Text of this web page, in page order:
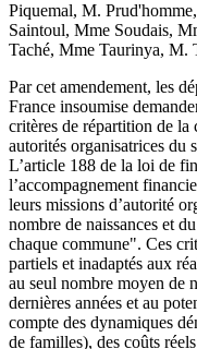
Piquemal, M.
Saintoul, Mme Soudais,
Taché, Mme Taurinya, M.
Par cet amendement, les
France insoumise
critères de répartition de la
autorités organisatrices du
L’article 188 de la loi de
l’accompagnement
leurs missions d’autorité
nombre de naissances et
chaque commune". Ces
partiels et inadaptés aux
au seul nombre moyen de
dernières années et au
compte des dynamiques
de familles), des coûts